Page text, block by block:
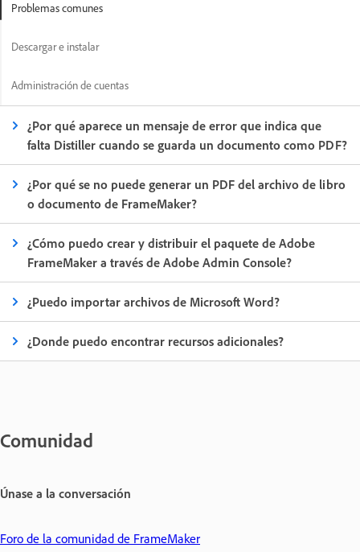
Problemas comunes
Descargar e instalar
Administración de cuentas
¿Por qué aparece un mensaje de error que indica que
falta Distiller cuando se guarda un documento como PDF?
¿Por qué se no puede generar un PDF del archivo de libro
o documento de FrameMaker?
¿Cómo puedo crear y distribuir el paquete de Adobe
FrameMaker a través de Adobe Admin Console?
¿Puedo importar archivos de Microsoft Word?
¿Donde puedo encontrar recursos adicionales?
Comunidad
Únase a la conversación
Foro de la comunidad de FrameMaker